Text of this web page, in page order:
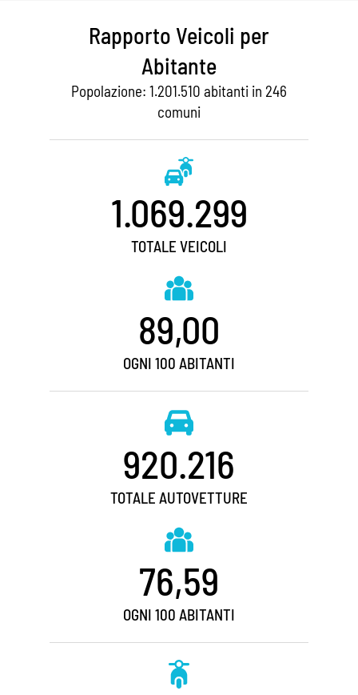
Rapporto Veicoli per
Abitante
Popolazione: 1.201.510 abitanti in 246
comuni
1.069.299
TOTALE VEICOLI
89,00
OGNI 100 ABITANTI
920.216
TOTALE AUTOVETTURE
76,59
OGNI 100 ABITANTI